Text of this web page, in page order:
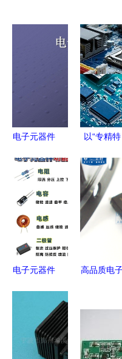
电子元器件
ppt_word
文档在线阅
读与下载_
免费文档
以“专精特
竞争力,黄
时电子满
客户差异化
需求走在
电子元器件
术的核心基
石
高品质电
满足您的